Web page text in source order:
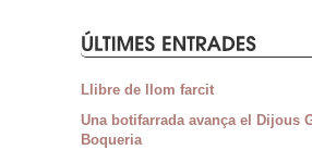
Llibre de llom farcit
Una botifarrada avança el Dijous
Boqueria